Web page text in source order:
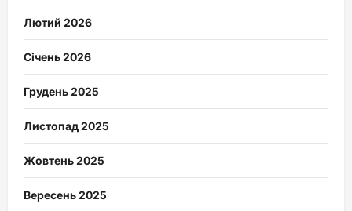
Лютий 2026
Січень 2026
Грудень 2025
Листопад 2025
Жовтень 2025
Вересень 2025